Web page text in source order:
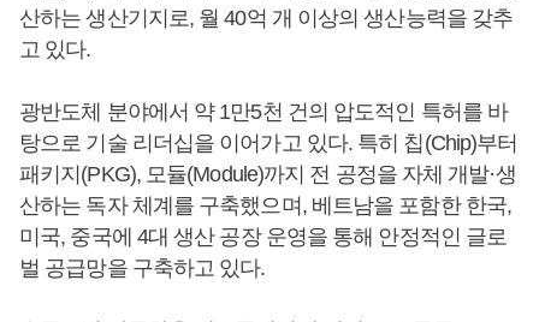
산하는 생산기지로, 월 40억 개 이상의 생산능력을 갖추
고 있다.
광반도체 분야에서 약 1만5천 건의 압도적인 특허를 바
탕으로 기술 리더십을 이어가고 있다. 특히 칩(Chip)부터
패키지(PKG), 모듈(Module)까지 전 공정을 자체 개발·생
산하는 독자 체계를 구축했으며, 베트남을 포함한 한국,
미국, 중국에 4대 생산 공장 운영을 통해 안정적인 글로
벌 공급망을 구축하고 있다.